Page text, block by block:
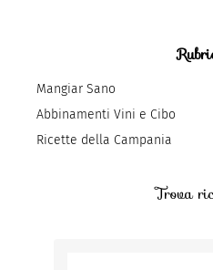
Mangiar Sano
Abbinamenti Vini e Cibo
Ricette della Campania
Trova